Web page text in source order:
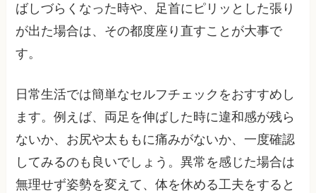
ばしづらくなった時や、足首にピリッとした張り
が出た場合は、その都度座り直すことが大事で
す。
日常生活では簡単なセルフチェックをおすすめし
ます。例えば、両足を伸ばした時に違和感が残ら
ないか、お尻や太ももに痛みがないか、一度確認
してみるのも良いでしょう。異常を感じた場合は
無理せず姿勢を変えて、体を休める工夫をすると